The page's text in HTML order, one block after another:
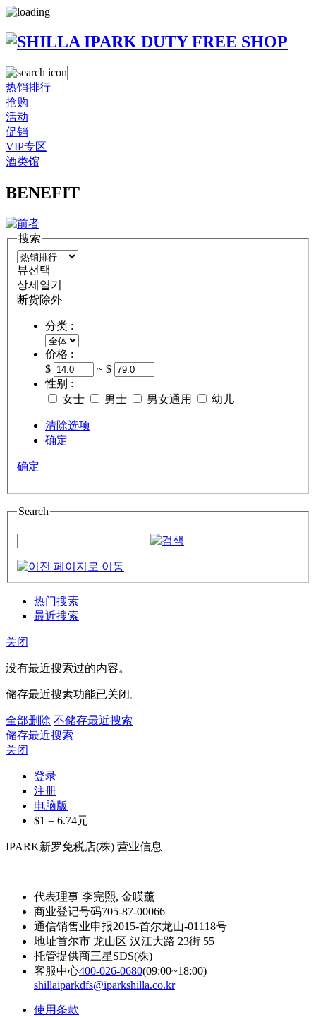
热销排行
抢购
活动
促销
VIP专区
酒类馆
BENEFIT
搜索
뷰선택
상세열기
断货除外
分类 :
价格 :
$
~ $
性别 :
女士
男士 男女通用 幼儿
清除选项
确定
确定
Search
热门搜素
最近搜索
关闭
没有最近搜索过的内容。
储存最近搜素功能已关闭。
全部删除 不储存最近搜索
储存最近搜索
关闭
登录
注册
电脑版
$1 = 6.74元
IPARK新罗免税店(株) 营业信息
代表理事 李完熙, 金暎薰
商业登记号码705-87-00066
通信销售业申报2015-首尔龙山-01118号
地址首尔市 龙山区 汉江大路 23街 55
托管提供商三星SDS(株)
客服中心400-026-0680(09:00~18:00)
shillaiparkdfs@iparkshilla.co.kr
使用条款